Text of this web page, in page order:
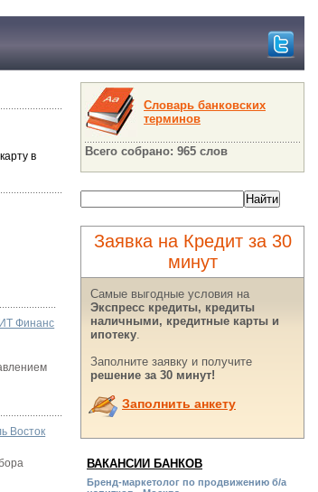
в
Финанс
Восток
Словарь банковских
терминов
Всего собрано: 965 слов
Заявка на Кредит за 30
минут
Самые выгодные условия на
Экспресс кредиты, кредиты
наличными, кредитные карты и
ипотеку.
Заполните заявку и получите
решение за 30 минут!
Заполнить анкету
ВАКАНСИИ БАНКОВ
Бренд-маркетолог по продвижению б/а